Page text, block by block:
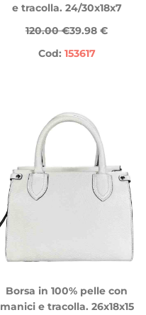
e tracolla. 24/30x18x7
120.00 €39.98 €
Cod: 153617
Borsa in 100% pelle con
manici e tracolla. 26x18x15